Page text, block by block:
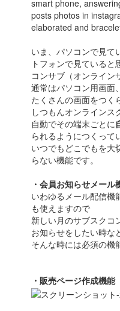
いま、パソコンで見て
トフォンで見ていると
コンサブ（オンライン
通常はパソコン用画面
たくさんの画面をつく
しつもんオンラインス
自動でその端末ごとに
られるようにつくって
いつでもどこでもを大
らない機能です。
・会員お知らせメール
いわゆるメール配信機
も使えますので
新しい月のサブスクコ
お知らせをしたい時な
そんな時には必須の機
・販売ページ作成機能